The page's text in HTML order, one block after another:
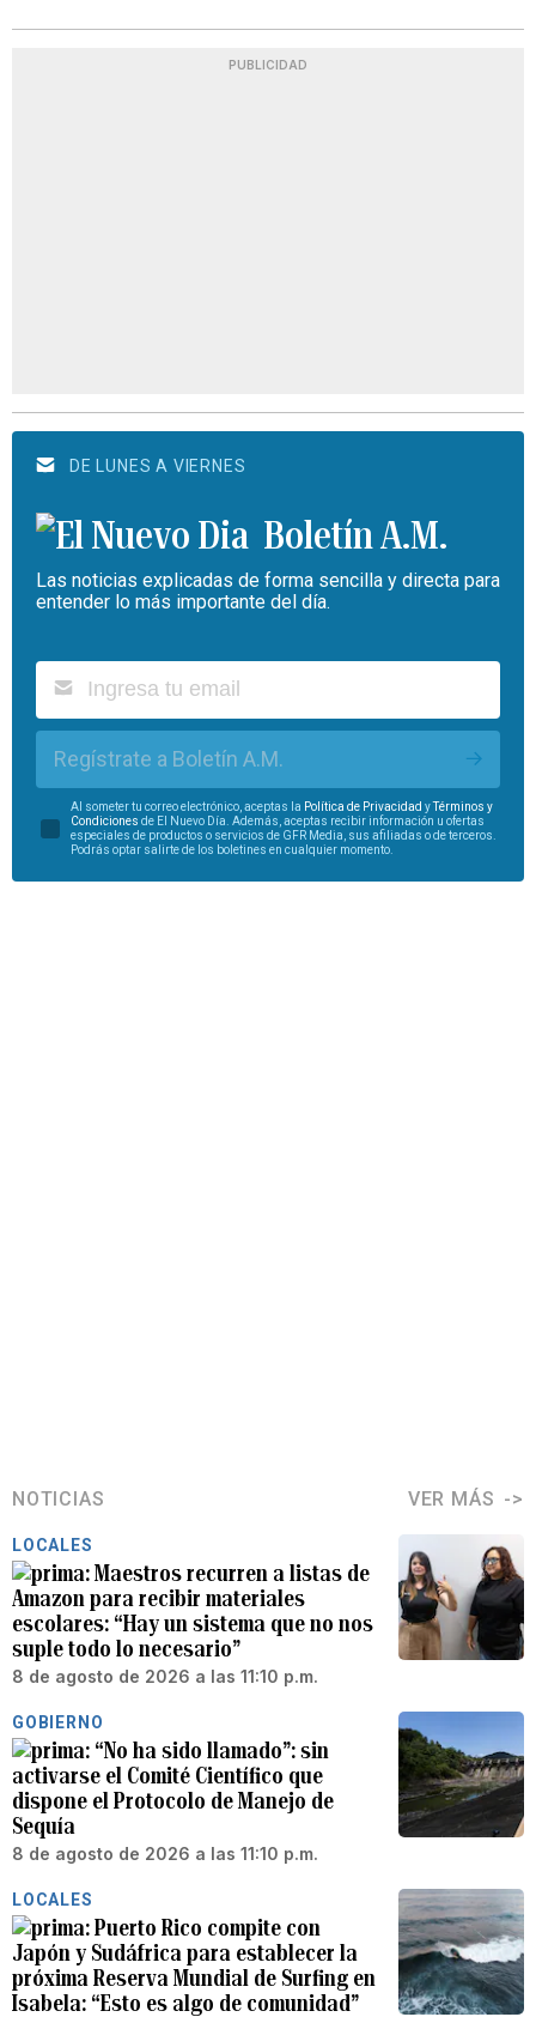
PUBLICIDAD
DE LUNES A VIERNES
Boletín A.M.
Las noticias explicadas de forma sencilla y directa para
entender lo más importante del día.
Regístrate a Boletín A.M.
Al someter tu correo electrónico, aceptas la Política de Privacidad yTérminos y
Condiciones de El Nuevo Día. Además, aceptas recibir información u ofertas
especiales de productos o servicios de GFR Media, sus afiliadas o de terceros.
Podrás optar salirte de los boletines en cualquier momento.
NOTICIAS VER MÁS
LOCALES
Maestros recurren a listas de
Amazon para recibir materiales
escolares: “Hay un sistema que no nos
suple todo lo necesario”
8 de agosto de 2026 a las 11:10 p.m.
GOBIERNO
“No ha sido llamado”: sin
activarse el Comité Científico que
dispone el Protocolo de Manejo de
Sequía
8 de agosto de 2026 a las 11:10 p.m.
LOCALES
Puerto Rico compite con
Japón y Sudáfrica para establecer la
próxima Reserva Mundial de Surfing en
Isabela: “Esto es algo de comunidad”